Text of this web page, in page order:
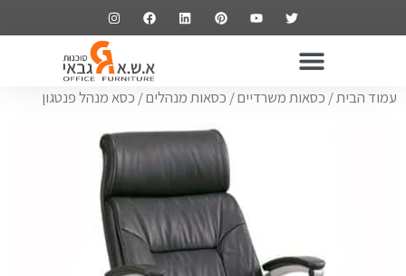
עמוד הבית/ כסאות משרדיים/ כסאות מנהלים/ כסא מנהל פנטגון